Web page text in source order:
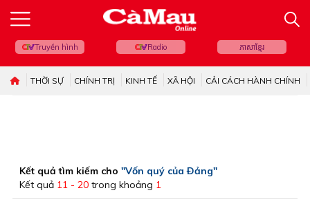
Truyền hình Radio ភាសាខ្មែរ
THỜI SỰ CHÍNH TRỊ KINH TẾ XÃ HỘI CẢI CÁCH HÀNH CHÍNH
Kết quả tìm kiếm cho "Vốn quý của Ðảng"
Kết quả 11 - 20 trong khoảng 1